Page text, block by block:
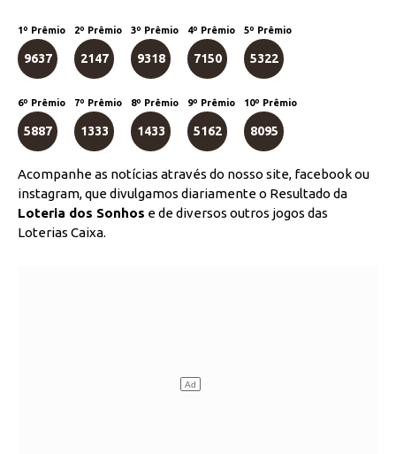
1º Prêmio
9637
2º Prêmio
2147
3º Prêmio
9318
4º Prêmio
7150
5º Prêmio
5322
6º Prêmio
5887
7º Prêmio
1333
8º Prêmio
1433
9º Prêmio
5162
10º Prêmio
8095
Acompanhe as notícias através do nosso site, facebook ou
instagram, que divulgamos diariamente o Resultado da
Loteria dos Sonhos e de diversos outros jogos das
Loterias Caixa.